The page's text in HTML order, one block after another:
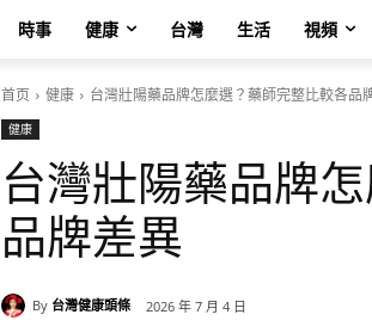
時事 健康 台灣 生活 視頻
首页 健康 台灣壯陽藥品牌怎麼選？藥師完整比較各品
健康
台灣壯陽藥品牌
品牌差異
By 台灣健康頭條 2026 年 7 月 4 日